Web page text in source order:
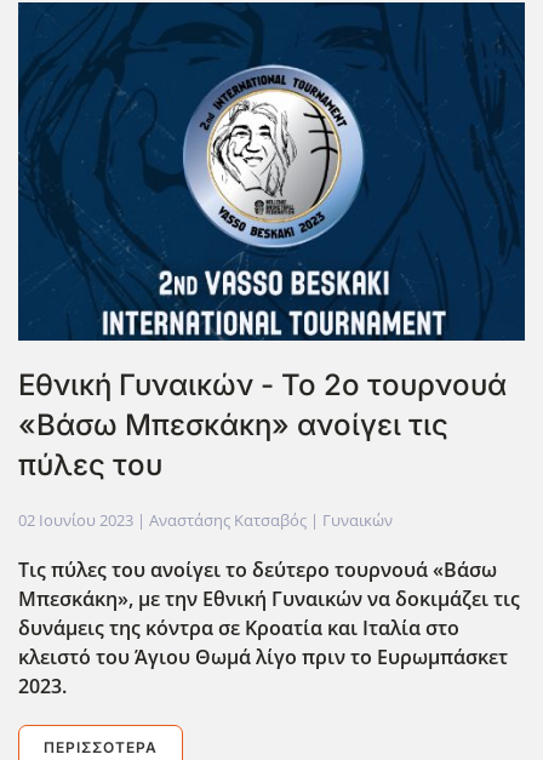
Εθνική Γυναικών - Το 2ο τουρνουά
«Βάσω Μπεσκάκη» ανοίγει τις
πύλες του
02 Ιουνίου 2023 | Αναστάσης Κατσαβός | Γυναικών
Τις πύλες του ανοίγει το δεύτερο τουρνουά «Βάσω
Μπεσκάκη», με την Εθνική Γυναικών να δοκιμάζει τις
δυνάμεις της κόντρα σε Κροατία και Ιταλία στο
κλειστό του Άγιου Θωμά λίγο πριν το Ευρωμπάσκετ
2023.
ΠΕΡΙΣΣΌΤΕΡΑ